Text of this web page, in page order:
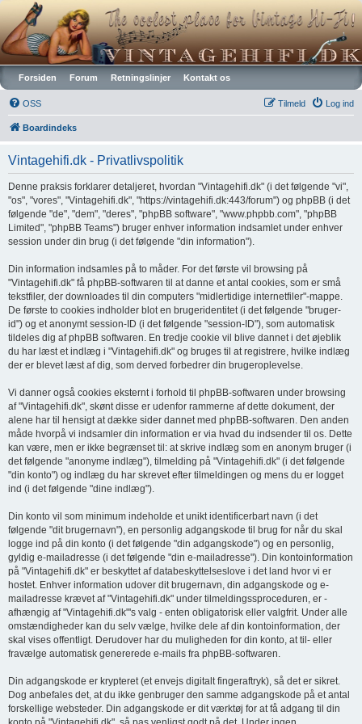
Vintagehifi.dk
Forsiden Forum Retningslinjer Kontakt os
OSS Log ind
Tilmeld
Boardindeks
Vintagehifi.dk - Privatlivspolitik
Denne praksis forklarer detaljeret, hvordan "Vintagehifi.dk" (i det følgende "vi",
"os", "vores", "Vintagehifi.dk", "https://vintagehifi.dk:443/forum") og phpBB (i det
følgende "de", "dem", "deres", "phpBB software", "www.phpbb.com", "phpBB
Limited", "phpBB Teams") bruger enhver information indsamlet under enhver
session under din brug (i det følgende "din information").
Din information indsamles på to måder. For det første vil browsing på
"Vintagehifi.dk" få phpBB-softwaren til at danne et antal cookies, som er små
tekstfiler, der downloades til din computers "midlertidige internetfiler"-mappe.
De første to cookies indholder blot en brugeridentitet (i det følgende "bruger-
id") og et anonymt session-ID (i det følgende "session-ID"), som automatisk
tildeles dig af phpBB softwaren. En tredje cookie vil blive dannet i det øjeblik
du har læst et indlæg i "Vintagehifi.dk" og bruges til at registrere, hvilke indlæg
der er blevet læst af dig, som derved forbedrer din brugeroplevelse.
Vi danner også cookies eksternt i forhold til phpBB-softwaren under browsing
af "Vintagehifi.dk", skønt disse er udenfor rammerne af dette dokument, der
alene har til hensigt at dække sider dannet med phpBB-softwaren. Den anden
måde hvorpå vi indsamler din information er via hvad du indsender til os. Dette
kan være, men er ikke begrænset til: at skrive indlæg som en anonym bruger (i
det følgende "anonyme indlæg"), tilmelding på "Vintagehifi.dk" (i det følgende
"din konto") og indlæg du har skrevet efter tilmeldingen og mens du er logget
ind (i det følgende "dine indlæg").
Din konto vil som minimum indeholde et unikt identificerbart navn (i det
følgende "dit brugernavn"), en personlig adgangskode til brug for når du skal
logge ind på din konto (i det følgende "din adgangskode") og en personlig,
gyldig e-mailadresse (i det følgende "din e-mailadresse"). Din kontoinformation
på "Vintagehifi.dk" er beskyttet af databeskyttelseslove i det land hvor vi er
hostet. Enhver information udover dit brugernavn, din adgangskode og e-
mailadresse krævet af "Vintagehifi.dk" under tilmeldingssproceduren, er -
afhængig af "Vintagehifi.dk"'s valg - enten obligatorisk eller valgfrit. Under alle
omstændigheder kan du selv vælge, hvilke dele af din kontoinformation, der
skal vises offentligt. Derudover har du muligheden for din konto, at til- eller
fravælge automatisk genererede e-mails fra phpBB-softwaren.
Din adgangskode er krypteret (et envejs digitalt fingeraftryk), så det er sikret.
Dog anbefales det, at du ikke genbruger den samme adgangskode på et antal
forskellige websteder. Din adgangskode er dit værktøj for at få adgang til din